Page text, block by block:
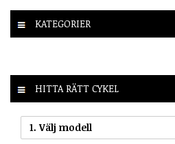
KATEGORIER
HITTA RÄTT CYKEL
1. Välj modell